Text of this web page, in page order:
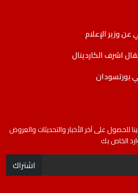
وزير الإعلام
اشرف الكاردينال
للحصول على آخر الأخبار والتحديثات والعروض
الخاص بك
اشتراك